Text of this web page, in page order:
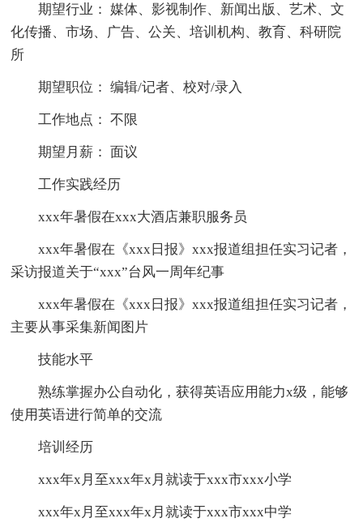
期望行业： 媒体、影视制作、新闻出版、艺术、文
化传播、市场、广告、公关、培训机构、教育、科研院
所
期望职位： 编辑/记者、校对/录入
工作地点： 不限
期望月薪： 面议
工作实践经历
xxx年暑假在xxx大酒店兼职服务员
xxx年暑假在《xxx日报》xxx报道组担任实习记者，
采访报道关于“xxx”台风一周年纪事
xxx年暑假在《xxx日报》xxx报道组担任实习记者，
主要从事采集新闻图片
技能水平
熟练掌握办公自动化，获得英语应用能力x级，能够
使用英语进行简单的交流
培训经历
xxx年x月至xxx年x月就读于xxx市xxx小学
xxx年x月至xxx年x月就读于xxx市xxx中学